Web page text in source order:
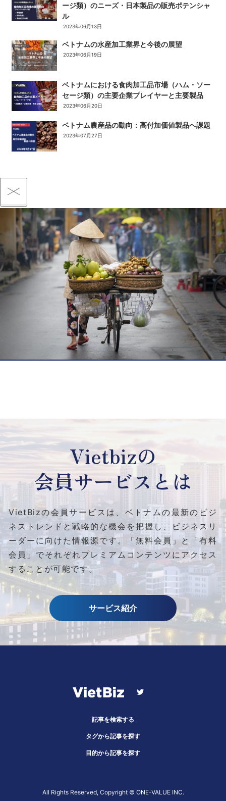
ージ類）のニーズ・日本製品の販売ポテンシャ
ル
2023年06月13日
ベトナムの水産加工業界と今後の展望
2023年06月19日
ベトナムにおける食肉加工品市場（ハム・ソー
セージ類）の主要企業プレイヤーと主要製品
2023年06月20日
ベトナム農産品の動向：高付加価値製品へ課題
2023年07月27日
Vietbizの
会員サービスとは
VietBizの会員サービスは、ベトナムの最新のビジ
ネストレンドと戦略的な機会を把握し、ビジネスリ
ーダーに向けた情報源です。
「無料会員」と「有料
会員」でそれぞれプレミアムコンテンツにアクセス
することが可能です。
サービス紹介
記事を検索する
タグから記事を探す
目的から記事を探す
All Rights Reserved, Copyright ©︎ ONE-VALUE INC.